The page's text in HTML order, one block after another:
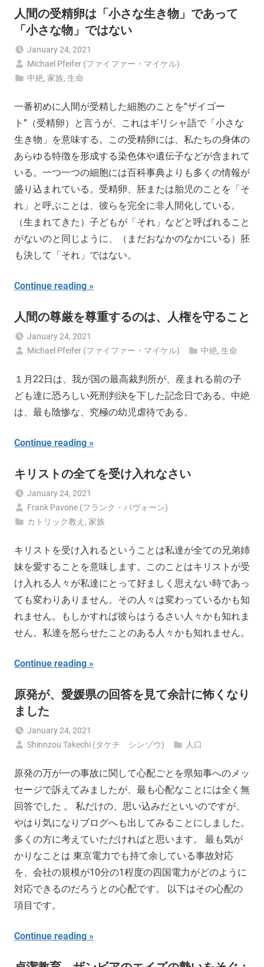
人間の受精卵は「小さな生き物」であって
「小さな物」ではない
January 24, 2021
Michael Pfeifer (ファイファー・マイケル)
中絶,家族,生命
一番初めに人間が受精した細胞のことを“ザイゴー
ト”（受精卵）と言うが、これはギリシャ語で「小さな
生き物」を意味する。この受精卵には、私たちの身体の
あらゆる特徴を形成する染色体や遺伝子などが含まれて
いる。一つ一つの細胞には百科事典よりも多くの情報が
盛り込まれている。受精卵、胚または胎児のことを「そ
れ」と呼ぶことは、彼らを完全に非人間化している。
（生まれてきた）子どもが「それ」などと呼ばれること
がないのと同じように、（まだおなかのなかにいる）胚
も決して「それ」ではない。
Continue reading
人間の尊厳を尊重するのは、人権を守ること
January 24, 2021
Michael Pfeifer (ファイファー・マイケル)
中絶,生命
１月22日は、我が国の最高裁判所が、産まれる前の子
ども達に恐ろしい死刑判決を下した記念日である。中絶
は、最も陰惨な、究極の幼児虐待である。
Continue reading
キリストの全てを受け入れなさい
January 24, 2021
Frank Pavone (フランク・パヴォーン)
カトリック教え ,家族
キリストを受け入れるということは私達が全ての兄弟姉
妹を愛することを意味します。このことはキリストが受
け入れる人々が私達にとって好ましく思えない時であっ
ても変わりありません。その人々は変わっているかも知
れません。もしかすれば彼らはうるさい人々かも知れま
せん。私達を怒らせたことのある人々かも知れません。
Continue reading
原発が、愛媛県の回答を見て余計に怖くなり
ました
January 24, 2021
Shinnzou Takechi (タケチ シンゾウ)
人口
原発の万が一の事故に関して心配ごとを県知事へのメッ
セージで訴えてみましたが、最も心配なことには全く無
回答でした 。 私だけの、思い込みだといいのですが、
やはり気になりブログへも出してみることにしました。
多くの方に考えていただければと思います。 最も気が
かりなことは 東京電力でも持て余している事故対応
を、会社の規模が10分の1程度の四国電力がどのように
対応できるのだろうとの心配です。 以下はその心配の
項目です。
Continue reading